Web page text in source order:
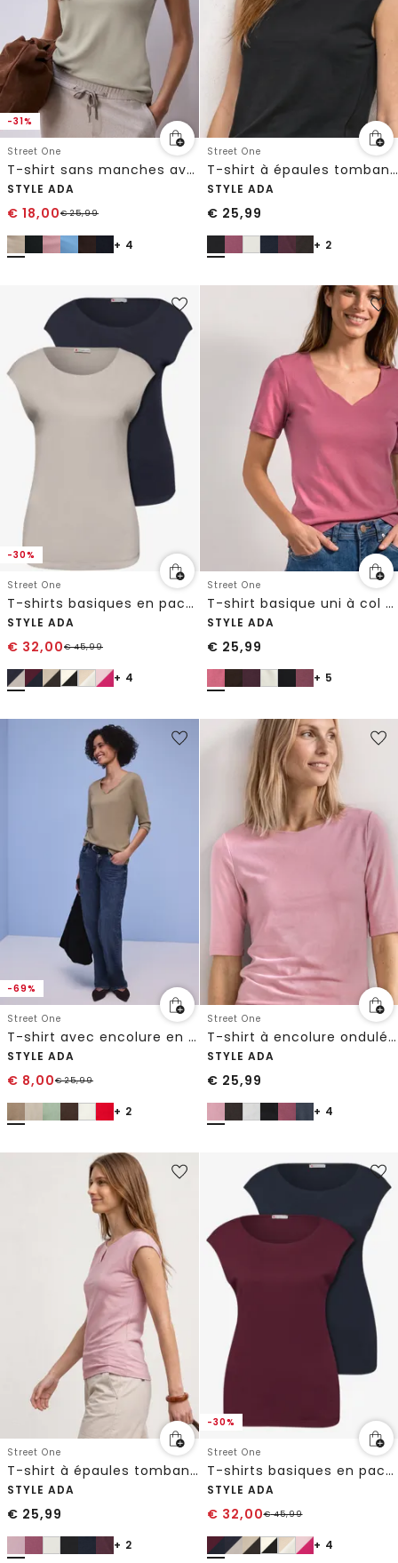
-31%
Street One
T-shirt sans manches avec encolure en diamant
STYLE ADA
€ 18,00€25,99
+ 4
Street One
T-shirt à épaules tombantes avec découpe
STYLE ADA
€ 25,99
+ 2
-30%
Street One
T-shirts basiques en pack de 2
STYLE ADA
€ 32,00€45,99
+ 4
Street One
T-shirt basique uni à col cœur
STYLE ADA
€ 25,99
+ 5
-69%
Street One
T-shirt avec encolure en cœur
STYLE ADA
€ 8,00€25,99
+ 2
Street One
T-shirt à encolure ondulée, couleur unie
STYLE ADA
€ 25,99
+ 4
Street One
T-shirt à épaules tombantes avec découpe
STYLE ADA
€ 25,99
+ 2
-30%
Street One
T-shirts basiques en pack de 2
STYLE ADA
€ 32,00€45,99
+ 4